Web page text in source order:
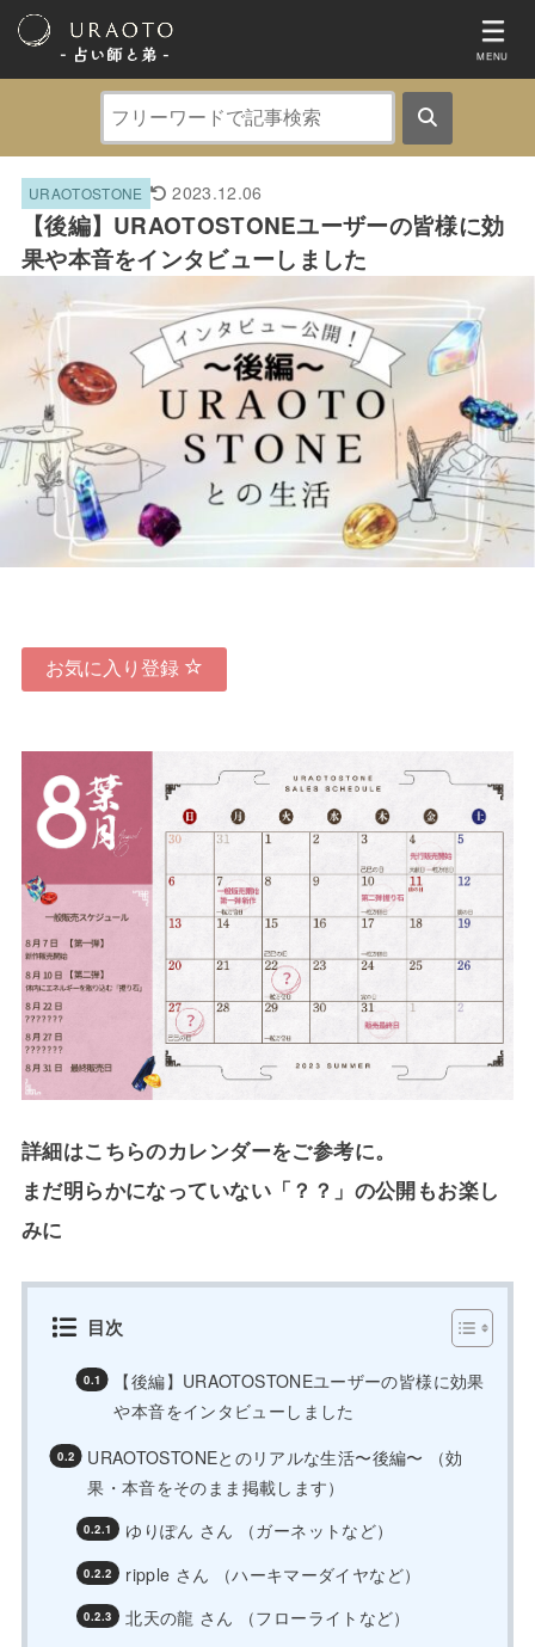
- 占い師と弟 ‐ MENU
URAOTOSTONE 2023.12.06
【後編】URAOTOSTONEユーザーの皆様に効
果や本音をインタビューしました
お気に入り登録
詳細はこちらのカレンダーをご参考に。
まだ明らかになっていない「？？」の公開もお楽し
みに
目次
【後編】URAOTOSTONEユーザーの皆様に効果
や本音をインタビューしました
URAOTOSTONEとのリアルな生活〜後編〜 （効
果・本音をそのまま掲載します）
ゆりぽん さん （ガーネットなど）
ripple さん （ハーキマーダイヤなど）
北天の龍 さん （フローライトなど）